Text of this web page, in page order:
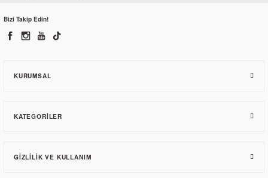
141,07 TL
Bizi Takip Edin!
KURUMSAL
KATEGORILER
GIZLILIK VE KULLANIM